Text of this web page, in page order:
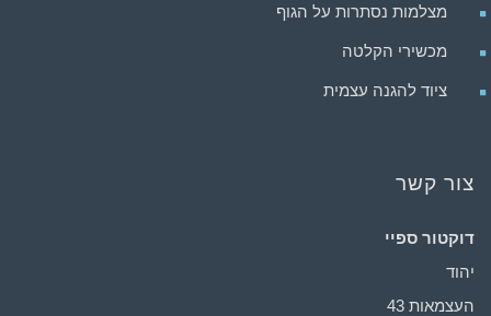
מצלמות נסתרות על הגוף
מכשירי הקלטה
ציוד להגנה עצמית
צור קשר
דוקטור ספיי
יהוד
העצמאות 43